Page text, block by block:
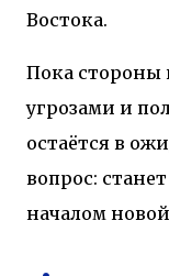
Востока.
Пока стороны
угрозами и
остаётся в
вопрос:
началом